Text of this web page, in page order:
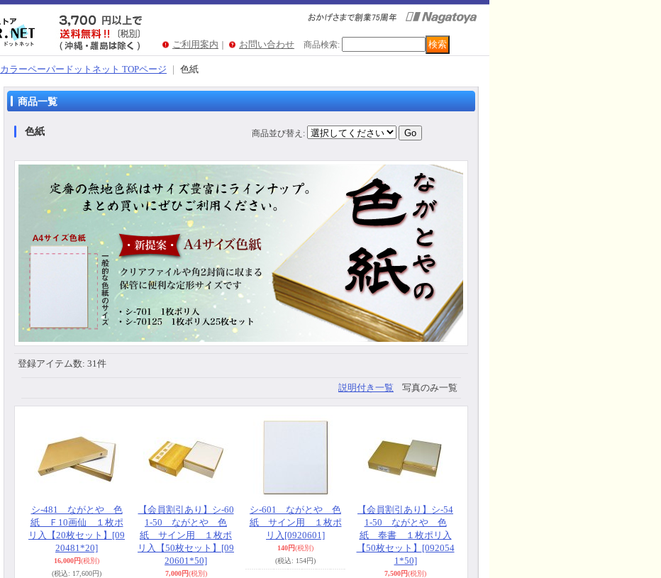
ご利用案内 お問い合わせ 商品検索:
カラーペーパードットネット TOPページ 色紙
商品一覧
色紙 商品並び替え :
登録アイテム数: 31件
説明付き一覧 写真のみ一覧
シ-481 ながとや 色
紙 Ｆ10画仙 １枚ポ
リ入【20枚セット】 [09
20481*20]
16,000円(税別)
(税込: 17,600円)
【会員割引あり】シ-60
1-50 ながとや 色
紙 サイン用 １枚ポ
リ入【50枚セット】 [09
20601*50]
7,000円(税別)
シ-601 ながとや 色
紙 サイン用 １枚ポ
リ入 [0920601]
140円(税別)
(税込: 154円)
【会員割引あり】シ-54
1-50 ながとや 色
紙 奉書 １枚ポリ入
【50枚セット】 [092054
1*50]
7,500円(税別)